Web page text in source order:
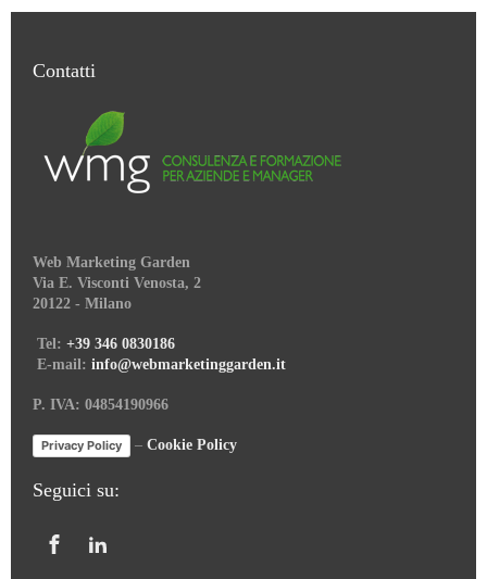
Contatti
Web Marketing Garden
Via E. Visconti Venosta, 2
20122 - Milano
Tel: +39 346 0830186
E-mail: info@webmarketinggarden.it
P. IVA: 04854190966
Privacy Policy – Cookie Policy
Seguici su: